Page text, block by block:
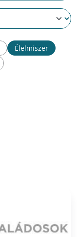
Élelmiszer